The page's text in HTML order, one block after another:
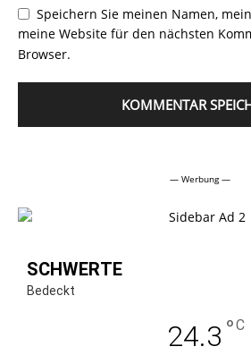
Speichern Sie meinen Namen,
meine Website für den nächsten
Browser.
— Werbung —
SCHWERTE
Bedeckt
24.3 °C